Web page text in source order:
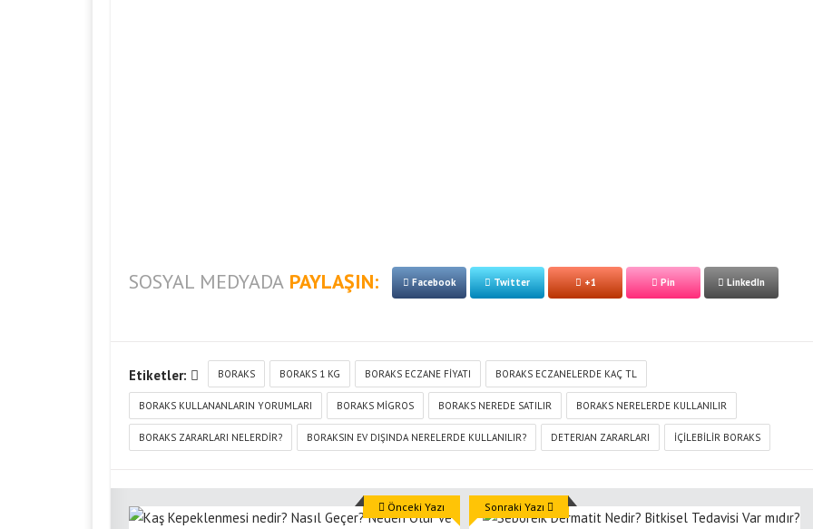
SOSYAL MEDYADA PAYLAŞIN: Facebook Twitter +1 Pin LinkedIn
Etiketler: BORAKS BORAKS 1 KG BORAKS ECZANE FIYATI BORAKS ECZANELERDE KAÇ TL
BORAKS KULLANANLARIN YORUMLARI BORAKS MIGROS BORAKS NEREDE SATILIR BORAKS NERELERDE KULLANILIR
BORAKS ZARARLARI NELERDIR? BORAKSIN EV DIŞINDA NERELERDE KULLANILIR? DETERJAN ZARARLARI İÇILEBILIR BORAKS
Önceki Yazı Sonraki Yazı